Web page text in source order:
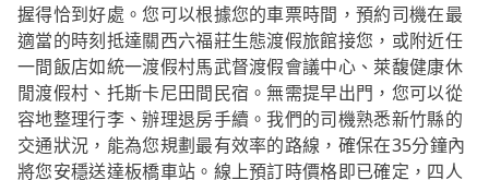
握得恰到好處。您可以根據您的車票時間，預約司機在最
適當的時刻抵達關西六福莊生態渡假旅館接您，或附近任
一間飯店如統一渡假村馬武督渡假會議中心、萊馥健康休
閒渡假村、托斯卡尼田間民宿。無需提早出門，您可以從
容地整理行李、辦理退房手續。我們的司機熟悉新竹縣的
交通狀況，能為您規劃最有效率的路線，確保在35分鐘內
將您安穩送達板橋車站。線上預訂時價格即已確定，四人